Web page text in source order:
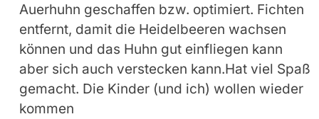
Auerhuhn geschaffen bzw. optimiert. Fichten
entfernt, damit die Heidelbeeren wachsen
können und das Huhn gut einfliegen kann
aber sich auch verstecken kann.Hat viel Spaß
gemacht. Die Kinder (und ich) wollen wieder
kommen